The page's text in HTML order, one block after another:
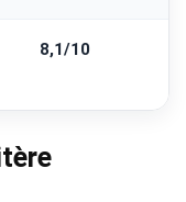
8,1/10